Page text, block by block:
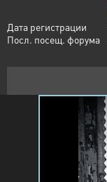
Дата регистрации
Посл. посещ. форума